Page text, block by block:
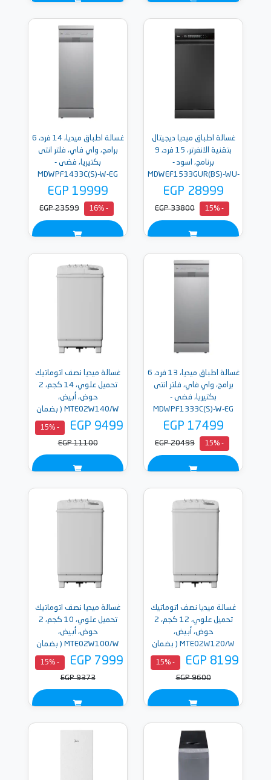
غسالة اطباق ميديا ديجيتال
بتقنية الانفرتر، 15 فرد، 9
برنامج، اسود -
MDWEF1533GUR(BS)-WU-
EG
EGP 28999
- 15%
EGP 33800
غسالة اطباق ميديا، 14 فرد، 6
برامج، واي فاي، فلتر انتى
بكتيريا، فضى -
MDWPF1433C(S)-W-EG
EGP 19999
- 16%
EGP 23599
غسالة اطباق ميديا، 13 فرد، 6
برامج، واي فاي، فلتر انتى
بكتيريا، فضى -
MDWPF1333C(S)-W-EG
EGP 17499
- 15%
EGP 20499
غسالة ميديا نصف اتوماتيك
تحميل علوي، 14 كجم، 2
حوض، أبيض،
MTE02W140/W ( بضمان
ميراكو )
EGP 9499
- 15%
EGP 11100
غسالة ميديا نصف اتوماتيك
تحميل علوي، 12 كجم، 2
حوض، أبيض،
MTE02W120/W ( بضمان
ميراكو )
EGP 8199
- 15%
EGP 9600
غسالة ميديا نصف اتوماتيك
تحميل علوي، 10 كجم، 2
حوض، أبيض،
MTE02W100/W ( بضمان
ميراكو )
EGP 7999
- 15%
EGP 9373